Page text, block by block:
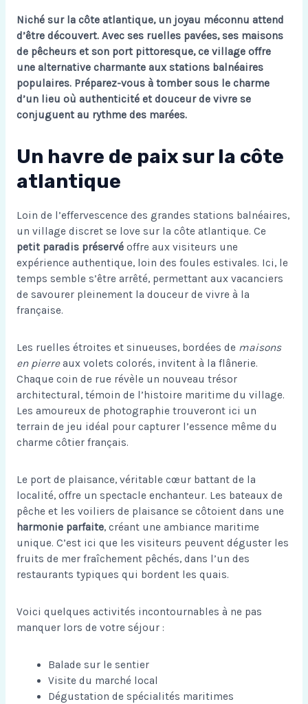
Niché sur la côte atlantique, un joyau méconnu attend
d’être découvert. Avec ses ruelles pavées, ses maisons
de pêcheurs et son port pittoresque, ce village offre
une alternative charmante aux stations balnéaires
populaires. Préparez-vous à tomber sous le charme
d’un lieu où authenticité et douceur de vivre se
conjuguent au rythme des marées.
Un havre de paix sur la côte
atlantique
Loin de l’effervescence des grandes stations balnéaires,
un village discret se love sur la côte atlantique. Ce
petit paradis préservéoffre aux visiteurs une
expérience authentique, loin des foules estivales. Ici, le
temps semble s’être arrêté, permettant aux vacanciers
de savourer pleinement la douceur de vivre à la
française.
Les ruelles étroites et sinueuses, bordées de maisons
en pierreaux volets colorés, invitent à la flânerie.
Chaque coin de rue révèle un nouveau trésor
architectural, témoin de l’histoire maritime du village.
Les amoureux de photographie trouveront ici un
terrain de jeu idéal pour capturer l’essence même du
charme côtier français.
Le port de plaisance, véritable cœur battant de la
localité, offre un spectacle enchanteur. Les bateaux de
pêche et les voiliers de plaisance se côtoient dans une
harmonie parfaite, créant une ambiance maritime
unique. C’est ici que les visiteurs peuvent déguster les
fruits de mer fraîchement pêchés, dans l’un des
restaurants typiques qui bordent les quais.
Voici quelques activités incontournables à ne pas
manquer lors de votre séjour :
Balade sur le sentier
Visite du marché local
Dégustation de spécialités maritimes